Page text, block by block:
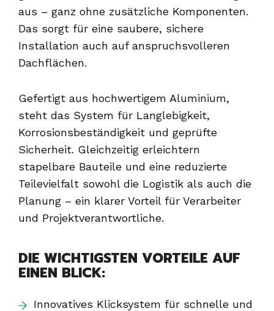
aus – ganz ohne zusätzliche Komponenten.
Das sorgt für eine saubere, sichere
Installation auch auf anspruchsvolleren
Dachflächen.
Gefertigt aus hochwertigem Aluminium,
steht das System für Langlebigkeit,
Korrosionsbeständigkeit und geprüfte
Sicherheit. Gleichzeitig erleichtern
stapelbare Bauteile und eine reduzierte
Teilevielfalt sowohl die Logistik als auch die
Planung – ein klarer Vorteil für Verarbeiter
und Projektverantwortliche.
DIE WICHTIGSTEN VORTEILE AUF
EINEN BLICK:
Innovatives Klicksystem für schnelle und